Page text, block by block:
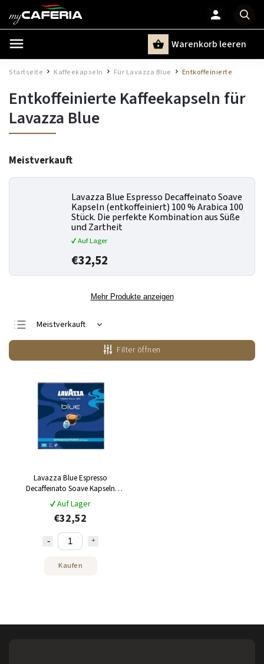
Warenkorb leeren
Startseite / Kaffeekapseln Für Lavazza Blue Entkoffeinierte
Entkoffeinierte Kaffeekapseln für
Lavazza Blue
Meistverkauft
Lavazza Blue Espresso Decaffeinato Soave
Kapseln (entkoffeiniert) 100 % Arabica 100
Stück. Die perfekte Kombination aus Süße
und Zartheit
✔ Auf Lager
€32,52
Mehr Produkte anzeigen
Meistverkauft
Günstigste
Teuerste
Alphabetisch
Filter öffnen
Lavazza Blue Espresso
Decaffeinato Soave Kapseln
(entkoffeiniert) 100 % Arabica
100 Stück. Die perfekte
Kombination aus Süße und
Zartheit
✔ Auf Lager
€32,52
Kaufen